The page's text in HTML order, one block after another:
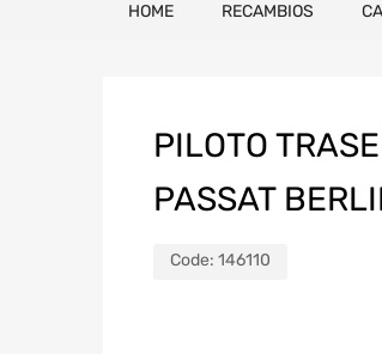
HOME RECAMBIOS
PILOTO
PASSAT
Code: 146110